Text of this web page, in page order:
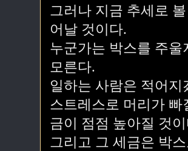
그러나 지금 추세로
어날 것이다.
누군가는 박스를 주
모른다.
일하는 사람은 적어
스트레스로 머리가
금이 점점 높아질 것
그리고 그 세금은 박